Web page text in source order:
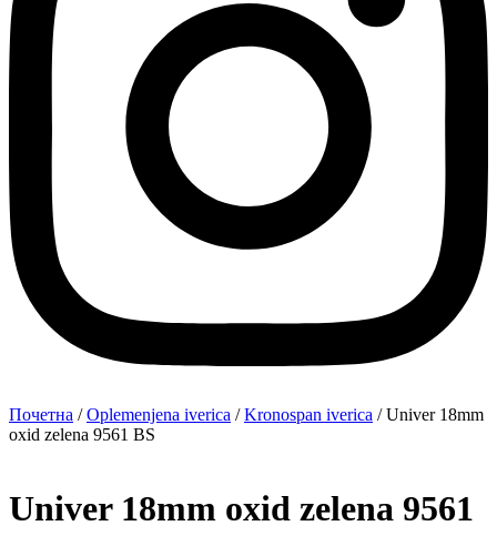
Почетна /Oplemenjena iverica /Kronospan iverica / Univer 18mm
oxid zelena 9561 BS
Univer 18mm oxid zelena 9561